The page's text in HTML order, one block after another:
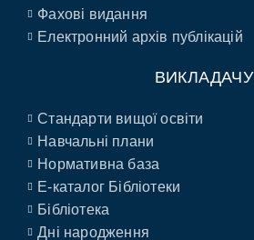
Фахові видання
Електронний архів публікацій
ВИКЛАДАЧУ
Стандарти вищої освіти
Навчальні плани
Нормативна база
E-каталог Бібліотеки
Бібліотека
Дні народження